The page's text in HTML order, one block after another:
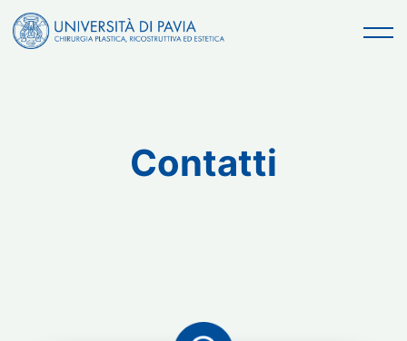
contenuto
Contatti